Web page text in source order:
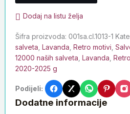
Dodaj na listu želja
Šifra proizvoda: 001sa.cl.1013-1
salveta Lavanda Retro motivi
12000 naših salveta Lavanda
2020-2025 g
Podijeli:
Dodatne informacije